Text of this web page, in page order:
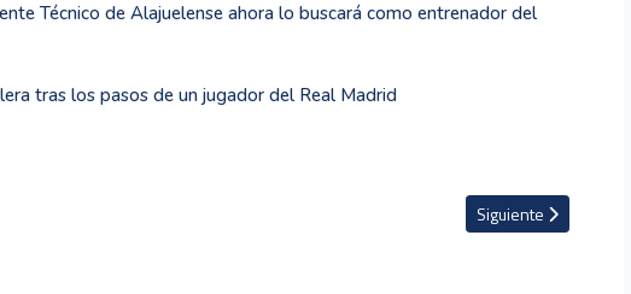
Técnico de Alajuelense ahora lo buscará como entrenador del
tras los pasos de un jugador del Real Madrid
Sub20 no estuvo a la altura en la Copa del Mundo Artículo siguiente:
Siguiente